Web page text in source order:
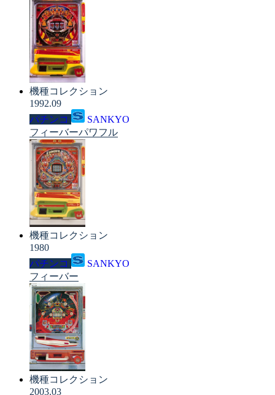
機種コレクション
1992.09
パチンコ
SANKYO
フィーバーパワフル
機種コレクション
1980
パチンコ
SANKYO
フィーバー
機種コレクション
2003.03